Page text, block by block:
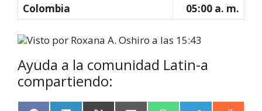
Colombia
05:00 a. m.
Ayuda a la comunidad Latin-a
compartiendo: